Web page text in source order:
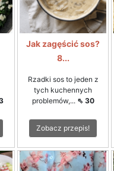
Jak zagęścić sos?
8...
Rzadki sos to jeden z
tych kuchennych
problemów,... ⇖ 30
Zobacz przepis!